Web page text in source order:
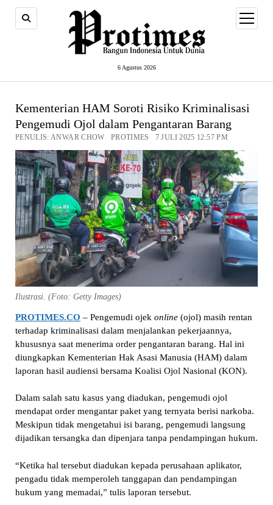
6 Agustus 2026
open
menu
Kementerian HAM Soroti Risiko Kriminalisasi
Pengemudi Ojol dalam Pengantaran Barang
PENULIS: ANWAR CHOW PROTIMES 7 JULI 2025 12:57 PM
Ilustrasi. (Foto: Getty Images)
PROTIMES.CO – Pengemudi ojek online(ojol) masih rentan
terhadap kriminalisasi dalam menjalankan pekerjaannya,
khususnya saat menerima order pengantaran barang. Hal ini
diungkapkan Kementerian Hak Asasi Manusia (HAM) dalam
laporan hasil audiensi bersama Koalisi Ojol Nasional (KON).
Dalam salah satu kasus yang diadukan, pengemudi ojol
mendapat order mengantar paket yang ternyata berisi narkoba.
Meskipun tidak mengetahui isi barang, pengemudi langsung
dijadikan tersangka dan dipenjara tanpa pendampingan hukum.
“Ketika hal tersebut diadukan kepada perusahaan aplikator,
pengadu tidak memperoleh tanggapan dan pendampingan
hukum yang memadai,” tulis laporan tersebut.